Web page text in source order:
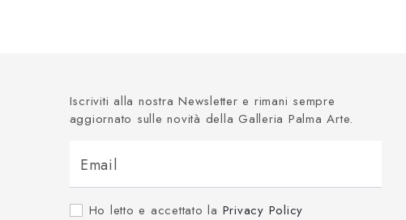
Iscriviti alla nostra Newsletter e rimani sempre
aggiornato sulle novità della Galleria Palma Arte.
Email
Ho letto e accettato la Privacy Policy